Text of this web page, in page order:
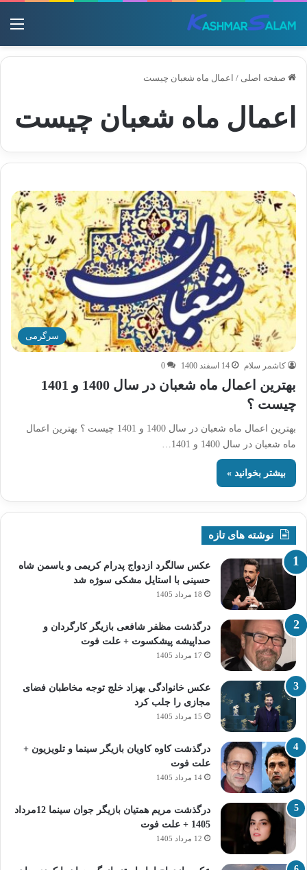
صفحه اصلی / اعمال ماه شعبان چیست
اعمال ماه شعبان چیست
سرگرمی
کاشمر سلام 14 اسفند 1400 0
بهترین اعمال ماه شعبان در سال 1400 و 1401
چیست ؟
بهترین اعمال ماه شعبان در سال 1400 و 1401 چیست ؟ بهترین اعمال
ماه شعبان در سال 1400 و 1401…
بیشتر بخوانید »
نوشته های تازه
عکس سالگرد ازدواج پدرام کریمی و یاسمن شاه‌
حسینی با استایل مشکی سوژه شد
18 مرداد 1405
درگذشت مظفر شافعی بازیگر کارگردان و
صداپیشه پیشکسوت + علت فوت
17 مرداد 1405
عکس خانوادگی بهزاد خلج توجه مخاطبان فضای
مجازی را جلب کرد
15 مرداد 1405
درگذشت کاوه کاویان بازیگر سینما و تلویزیون +
علت فوت
14 مرداد 1405
درگذشت مریم همتیان بازیگر جوان سینما 12مرداد
1405 + علت فوت
12 مرداد 1405